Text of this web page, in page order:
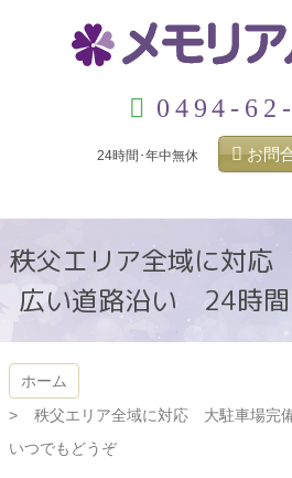
キ
プ
メモリア
0494-
24時間･年中無休 お問
秩父エリア全域に対
広い道路沿い 24時間
ホーム
秩父エリア全域に対応 大駐車場完
いつでもどうぞ